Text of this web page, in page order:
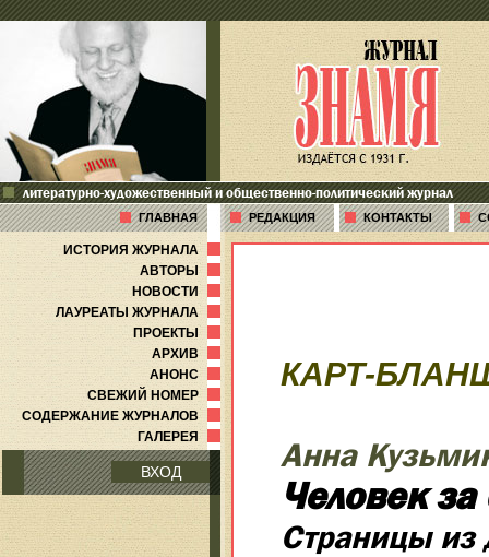
литературно-художественный и общественно-политический журнал
ГЛАВНАЯ РЕДАКЦИЯ КОНТАКТЫ
ИСТОРИЯ ЖУРНАЛА
АВТОРЫ
НОВОСТИ
ЛАУРЕАТЫ ЖУРНАЛА
ПРОЕКТЫ
АРХИВ
АНОНС
СВЕЖИЙ НОМЕР
СОДЕРЖАНИЕ ЖУРНАЛОВ
ГАЛЕРЕЯ
ВХОД
КАРТ-
Анна
Человек
Страницы из